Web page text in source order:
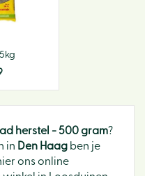
herstel - 500 gram?
in Den Haag ben je
ons online